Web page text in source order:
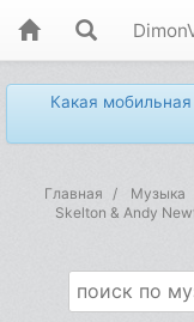
Какая
Главная Музыка
Skelton & Andy